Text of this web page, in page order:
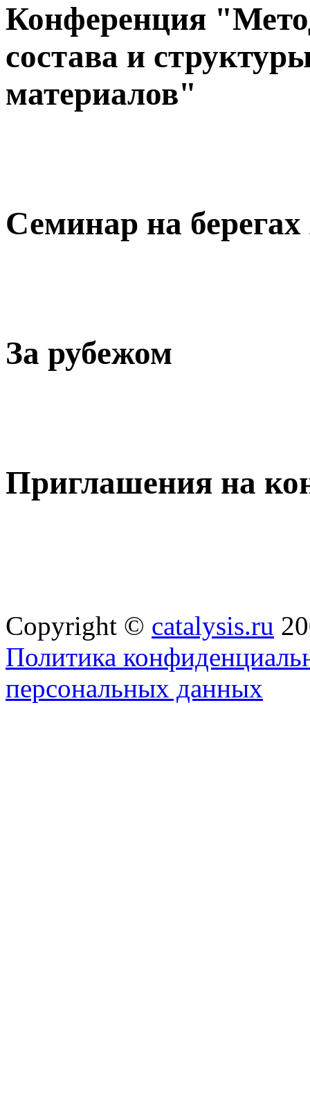
Конференция
состава и
материалов"
Семинар на
За рубежом
Приглашения на
Copyright © catalysis.ru
Политика
персональных данных